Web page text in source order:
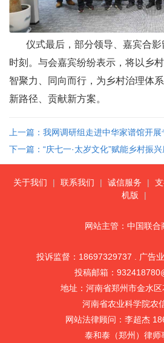
仪式最后，部分领导、嘉宾合影
时刻。与会嘉宾纷纷表示，将以乡
智聚力、同向而行，为乡村治理体
新路径、贡献新方案。
上一篇：我网调研组走进中华家谱馆开
下一篇：“庆七一·太岁文化”赋能乡村振
关于我们 | 联系我们 | 诚信服务 |
机版
|
网站主管：中国联合
投诉监督：18697329737 . 广告
投稿邮箱：
地址：河南省郑州市金水
河南省农业科学院农
网站法律顾问：李超杰
泰和泰（郑州）律师